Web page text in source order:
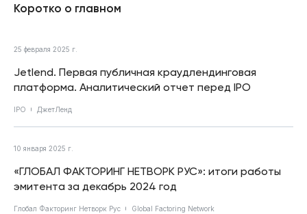
Коротко о главном
25 февраля 2025 г.
Jetlend. Первая публичная краудлендинговая
платформа. Аналитический отчет перед IPO
IPO ДжетЛенд
10 января 2025 г.
«ГЛОБАЛ ФАКТОРИНГ НЕТВОРК РУС»: итоги работы
эмитента за декабрь 2024 год
Глобал Факторинг Нетворк Рус Global Factoring Network